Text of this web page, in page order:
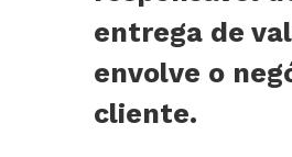
entrega de
envolve o
cliente.